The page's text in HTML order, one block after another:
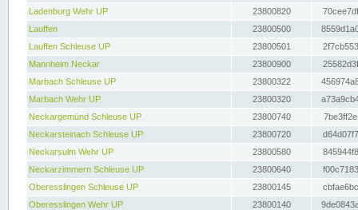
Ladenburg Wehr UP
23800820
Lauffen
23800500
Lauffen Schleuse UP
23800501
Mannheim Neckar
23800900
Marbach Schleuse UP
23800322
Marbach Wehr UP
23800320
Neckargemünd Schleuse UP
23800740
Neckarsteinach Schleuse UP
23800720
Neckarsulm Wehr UP
23800580
Neckarzimmern Schleuse UP
23800640
Oberesslingen Schleuse UP
23800145
Oberesslingen Wehr UP
23800140